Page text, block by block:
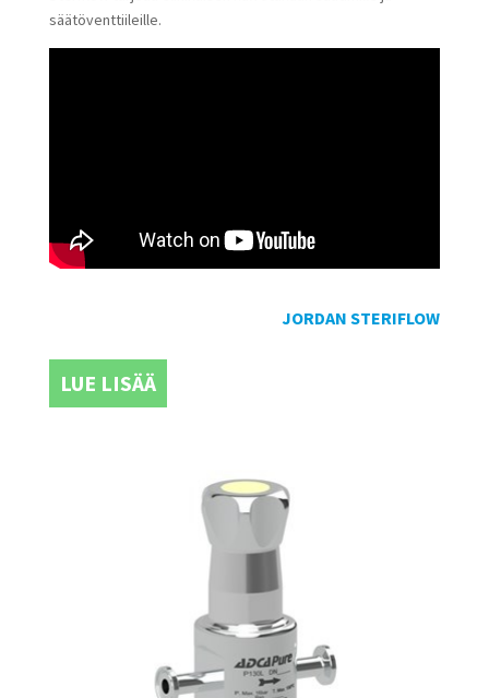
säätöventtiileille.
JORDAN STERIFLOW
LUE LISÄÄ